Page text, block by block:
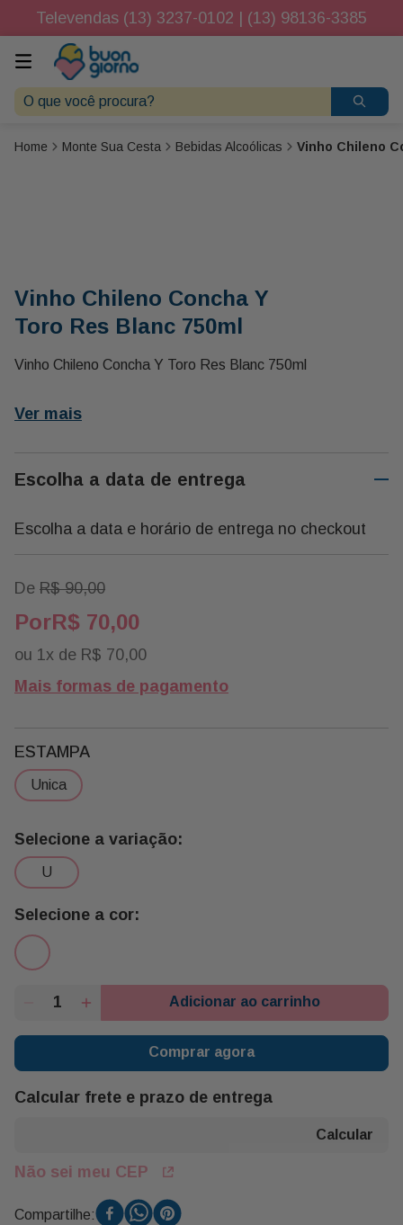
Televendas (13) 3237-0102 | (13) 98136-3385
O que você procura?
Monte Sua Cesta Bebidas Alcoólicas Vinho Chileno
Vinho Chileno Concha Y
Toro Res Blanc 750ml
Vinho Chileno Concha Y Toro Res Blanc 750ml
Ver mais
Escolha a data de entrega
Escolha a data e horário de entrega no checkout
De R$ 90,00
R$ 70,00
ou 1 x de R$ 70,00
Mais formas de pagamento
u
ESTAMPA
unica
Adicionar ao carrinho
Comprar agora
Calcular frete e prazo de entrega
Não sei meu CEP
Compartilhe: